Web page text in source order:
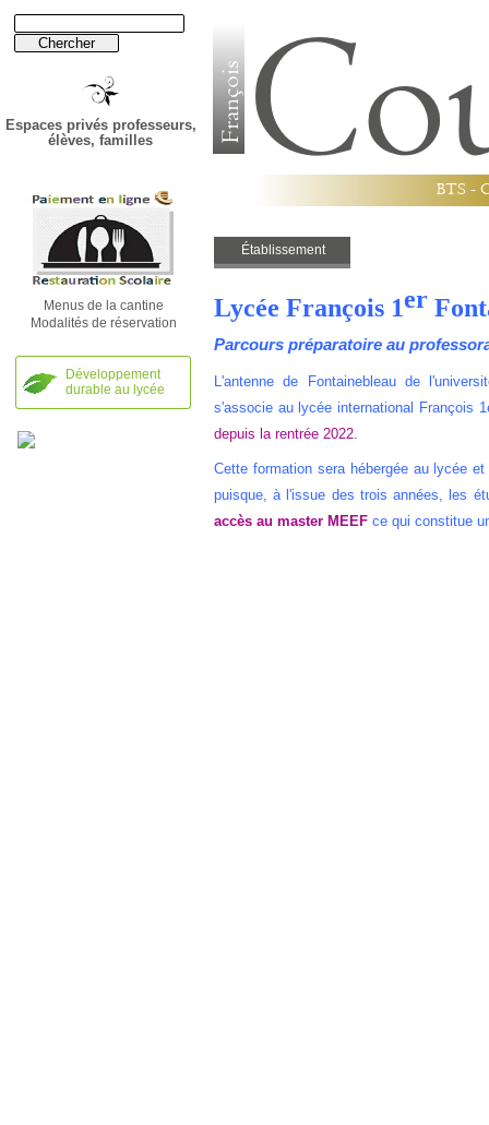
Espaces privés professeurs,
élèves, familles
Menus de la cantine
Modalités de réservation
Développement
durable au lycée
BTS -
Établissement
Établissement
Lycée François 1er
Parcours préparatoire au
L'antenne de Fontainebleau de
s'associe au lycée international François
depuis la rentrée 2022.
Cette formation sera hébergée au lycée
puisque, à l'issue des trois années, les
accès au master MEEF ce qui constitue